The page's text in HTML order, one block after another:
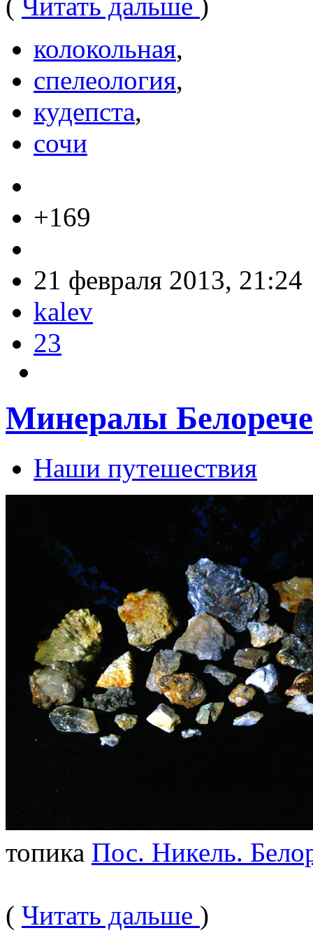
колокольная,
спелеология,
кудепста,
сочи
+169
21 февраля 2013, 21:24
kalev
23
Минералы
Наши путешествия
топика Пос. Никель.
( Читать дальше )